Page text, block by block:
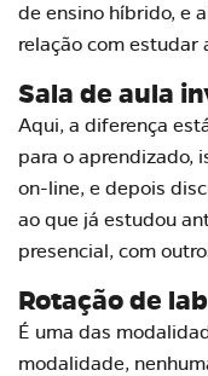
de ensino híbrido, e
relação com estudar
Sala de aula
Aqui, a diferença
para o aprendizado,
on-line, e depois
ao que já estudou
presencial, com
Rotação de
É uma das
modalidade,